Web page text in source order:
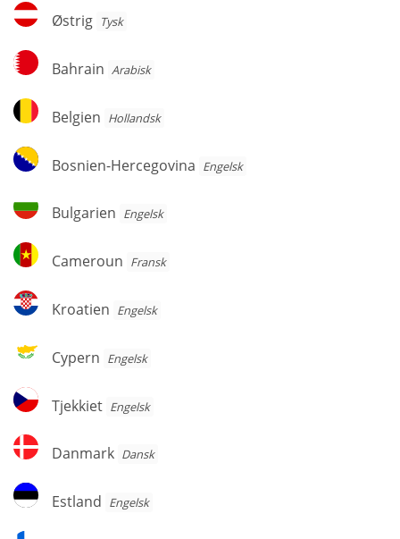
Østrig
Østrig Tysk
Bahrain
Bahrain Arabisk
Belgien
Belgien Hollandsk
Bosnien-
Hercegovina
Bosnien-Hercegovina Engelsk
Bulgarien
Bulgarien Engelsk
Cameroun
Cameroun Fransk
Kroatien
Kroatien Engelsk
Cypern
Cypern Engelsk
Tjekkiet
Tjekkiet Engelsk
Danmark
Danmark Dansk
Estland
Estland Engelsk